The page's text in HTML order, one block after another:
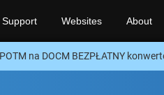
Support Websites About
na DOCM BEZPŁATNY